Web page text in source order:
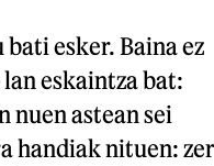
esker. Baina ez
eskaintza bat:
nuen astean sei
handiak nituen: zer